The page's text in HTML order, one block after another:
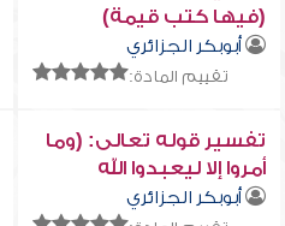
(فيها كتب قيمة)
أبوبكر الجزائري
تقييم المادة:
تفسير قوله تعالى: (وما
أمروا إلا ليعبدوا الله
مخلصين له الدين...)
أبوبكر الجزائري